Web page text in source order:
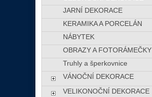
JARNÍ DEKORACE
KERAMIKA A PORCELÁN
NÁBYTEK
OBRAZY A FOTORÁMEČKY
Truhly a šperkovnice
VÁNOČNÍ DEKORACE
VELIKONOČNÍ DEKORACE